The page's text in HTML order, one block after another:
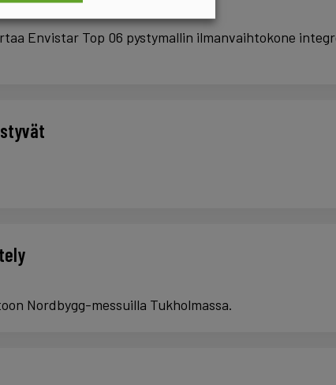
Envistar Top 06 pystymallin ilmanvaihtokone
Nordbygg-messuilla Tukholmassa.